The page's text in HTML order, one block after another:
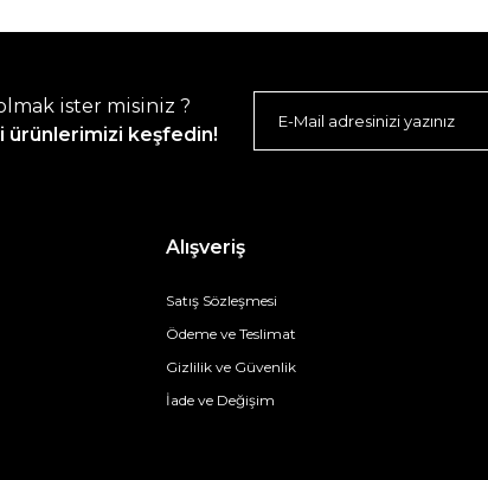
ister misiniz ?
ürünlerimizi keşfedin!
Alışveriş
Satış Sözleşmesi
Ödeme ve Teslimat
Gizlilik ve Güvenlik
İade ve Değişim